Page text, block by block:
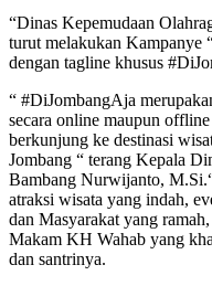
“Dinas Kepemudaan
turut melakukan Kampanye
dengan tagline khusus
“ #DiJombangAja
secara online maupun
berkunjung ke destinasi
Jombang “ terang Kepala
Bambang Nurwijanto, M.Si.
atraksi wisata yang indah,
dan Masyarakat yang
Makam KH Wahab yang
dan santrinya.